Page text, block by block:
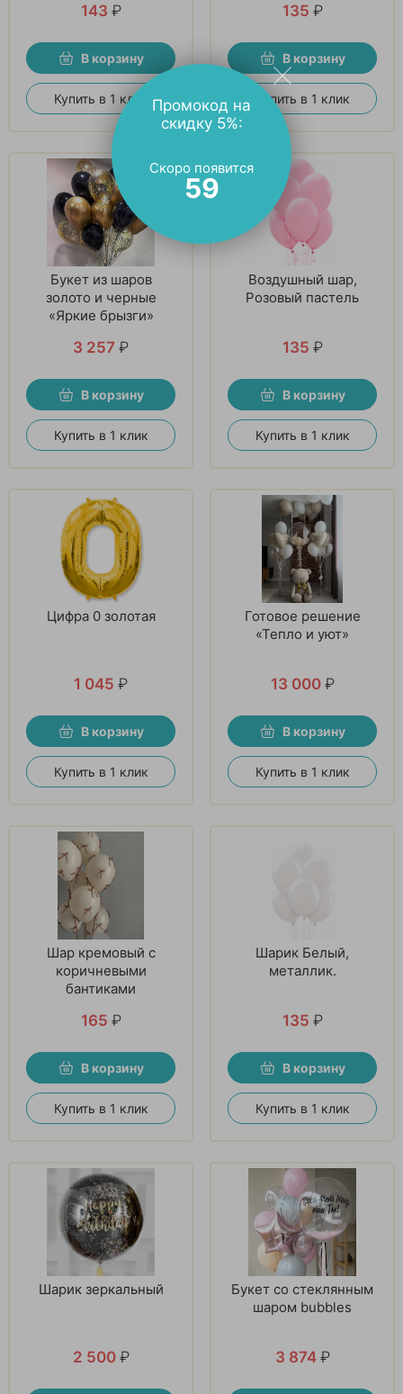
143 ₽
В корзину
Купить в 1 клик
135 ₽
В корзину
Купить в 1 клик
Букет из шаров
золото и черные
«Яркие брызги»
3 257 ₽
В корзину
Купить в 1 клик
Воздушный шар,
Розовый пастель
135 ₽
В корзину
Купить в 1 клик
Цифра 0 золотая
1 045 ₽
В корзину
Купить в 1 клик
Готовое решение
«Тепло и уют»
13 000 ₽
В корзину
Купить в 1 клик
Шар кремовый с
коричневыми
бантиками
165 ₽
В корзину
Купить в 1 клик
Шарик Белый,
металлик.
135 ₽
В корзину
Купить в 1 клик
Шарик зеркальный
2 500 ₽
Букет со стеклянным
шаром bubbles
3 874 ₽
Промокод на
скидку 5%:
Скоро появится
58